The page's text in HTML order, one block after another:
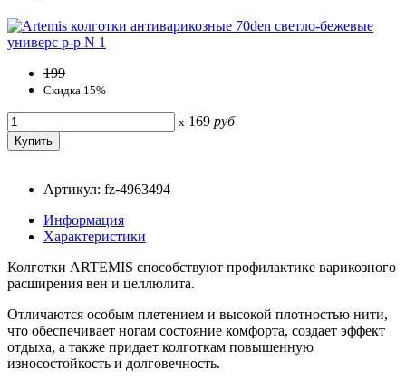
199
Скидка 15%
x 169 руб
Артикул: fz-4963494
Информация
Характеристики
Колготки ARTEMIS способствуют профилактике варикозного
расширения вен и целлюлита.
Отличаются особым плетением и высокой плотностью нити,
что обеспечивает ногам состояние комфорта, создает эффект
отдыха, а также придает колготкам повышенную
износостойкость и долговечность.